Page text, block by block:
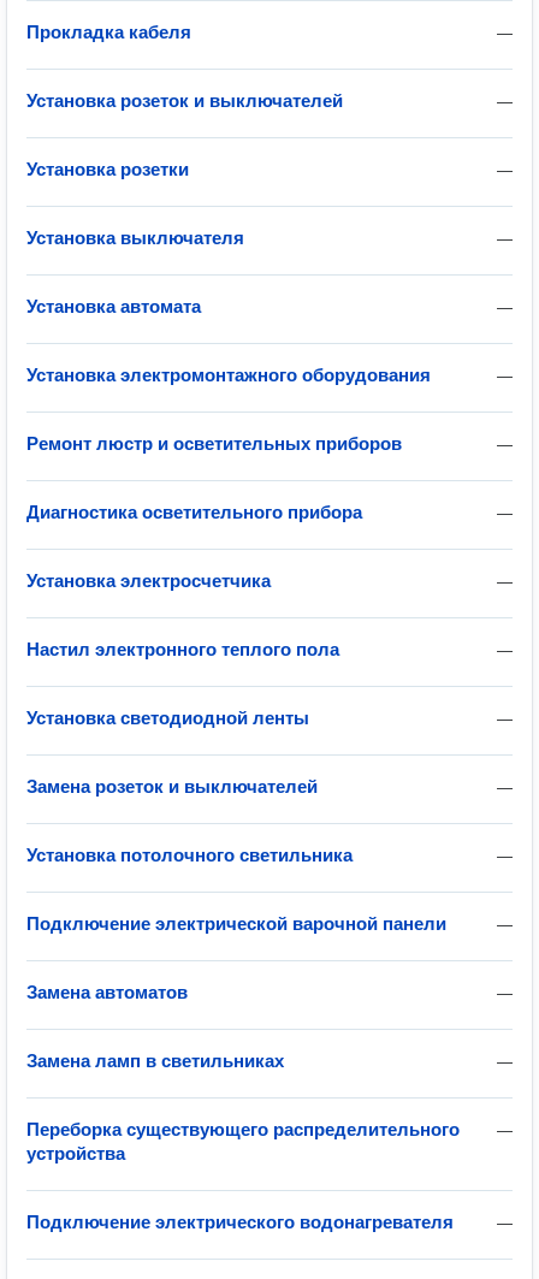
—
Прокладка кабеля
—
Установка розеток и выключателей
—
Установка розетки
—
Установка выключателя
—
Установка автомата
—
Установка электромонтажного оборудования
—
Ремонт люстр и осветительных приборов
—
Диагностика осветительного прибора
—
Установка электросчетчика
—
Настил электронного теплого пола
—
Установка светодиодной ленты
—
Замена розеток и выключателей
—
Установка потолочного светильника
—
Подключение электрической варочной панели
—
Замена автоматов
—
Замена ламп в светильниках
—
Переборка существующего распределительного
устройства
—
Подключение электрического водонагревателя